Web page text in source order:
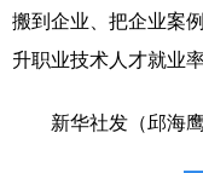
北京
搬到企业、把企业案
升职业技术人才就业率
新华社发（邱海鹰